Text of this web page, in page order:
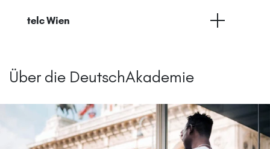
telc Wien
Über die DeutschAkademie